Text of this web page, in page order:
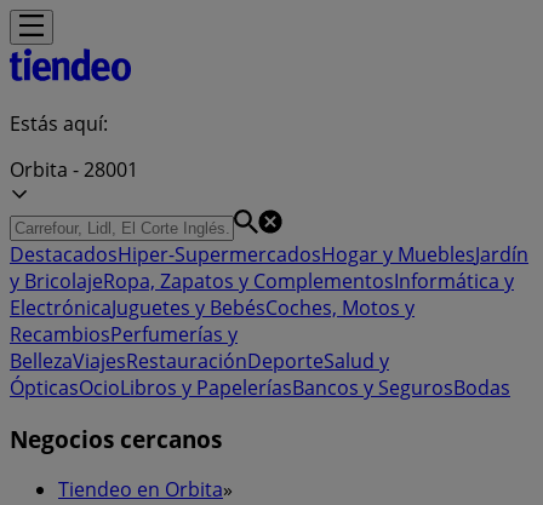
Estás aquí:
Orbita - 28001
DestacadosHiper-SupermercadosHogar y MueblesJardín
y BricolajeRopa, Zapatos y ComplementosInformática y
ElectrónicaJuguetes y BebésCoches, Motos y
RecambiosPerfumerías y
BellezaViajesRestauraciónDeporteSalud y
ÓpticasOcioLibros y PapeleríasBancos y SegurosBodas
Negocios cercanos
Tiendeo en Orbita»